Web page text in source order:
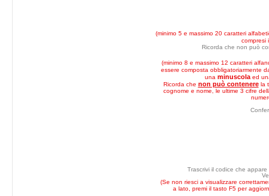
(minimo 5 e massimo 20 caratteri
compresi
Ricorda che non può
(minimo 8 e massimo 12 caratteri
essere composta obbligatoriarmente
una minuscolaed
Ricorda che non può contenerela
cognome e nome, le ultime 3 cifre
Trascrivi il codice che appare
(Se non riesci a visualizzare
a lato, premi il tasto F5 per